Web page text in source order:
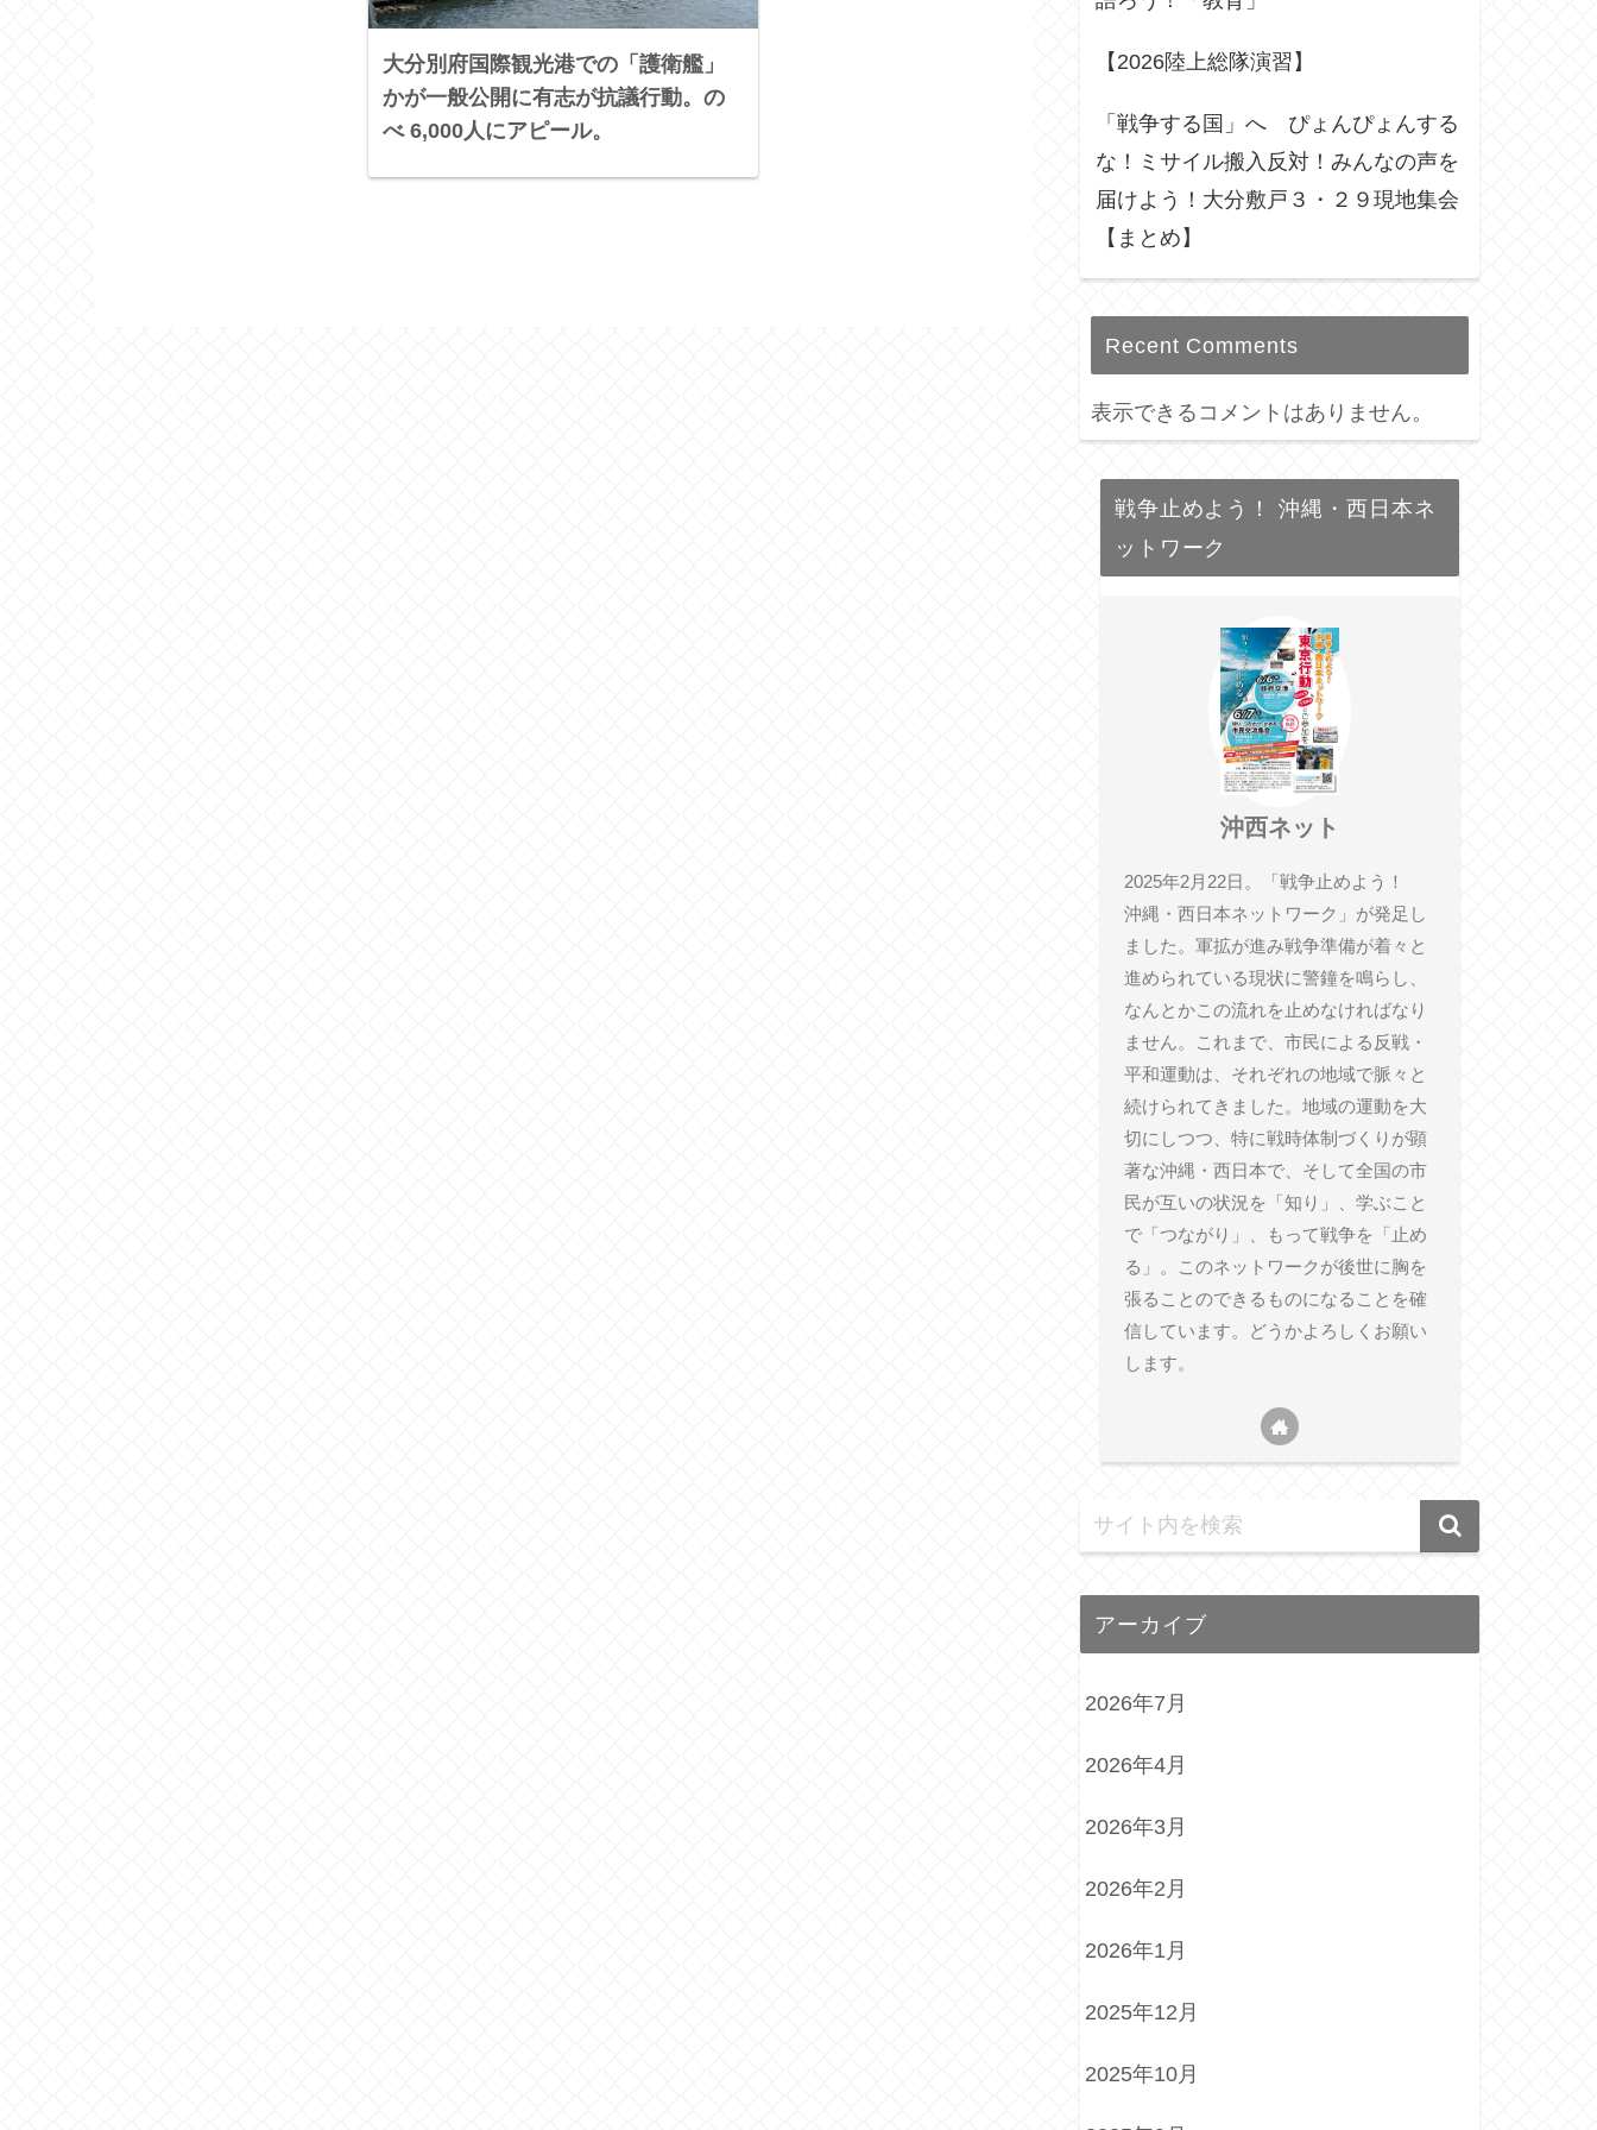
大分別府国際観光港での「護衛艦」
かが一般公開に有志が抗議行動。の
べ 6,000人にアピール。
【2026陸上総隊演習】
「戦争する国」へ ぴょんぴょんする
な！ミサイル搬入反対！みんなの声を
届けよう！大分敷戸３・２９現地集会
【まとめ】
Recent Comments
表示できるコメントはありません。
戦争止めよう！ 沖縄・西日本ネ
ットワーク
沖西ネット
2025年2月22日。「戦争止めよう！
沖縄・西日本ネットワーク」が発足し
ました。軍拡が進み戦争準備が着々と
進められている現状に警鐘を鳴らし、
なんとかこの流れを止めなければなり
ません。これまで、市民による反戦・
平和運動は、それぞれの地域で脈々と
続けられてきました。地域の運動を大
切にしつつ、特に戦時体制づくりが顕
著な沖縄・西日本で、そして全国の市
民が互いの状況を「知り」、学ぶこと
で「つながり」、もって戦争を「止め
る」。このネットワークが後世に胸を
張ることのできるものになることを確
信しています。どうかよろしくお願い
します。
アーカイブ
2026年7月
2026年4月
2026年3月
2026年2月
2026年1月
2025年12月
2025年10月